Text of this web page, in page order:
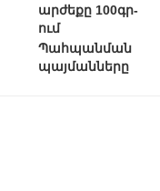
արժեքը 100գր-
ում
Պահպանման
պայմանները